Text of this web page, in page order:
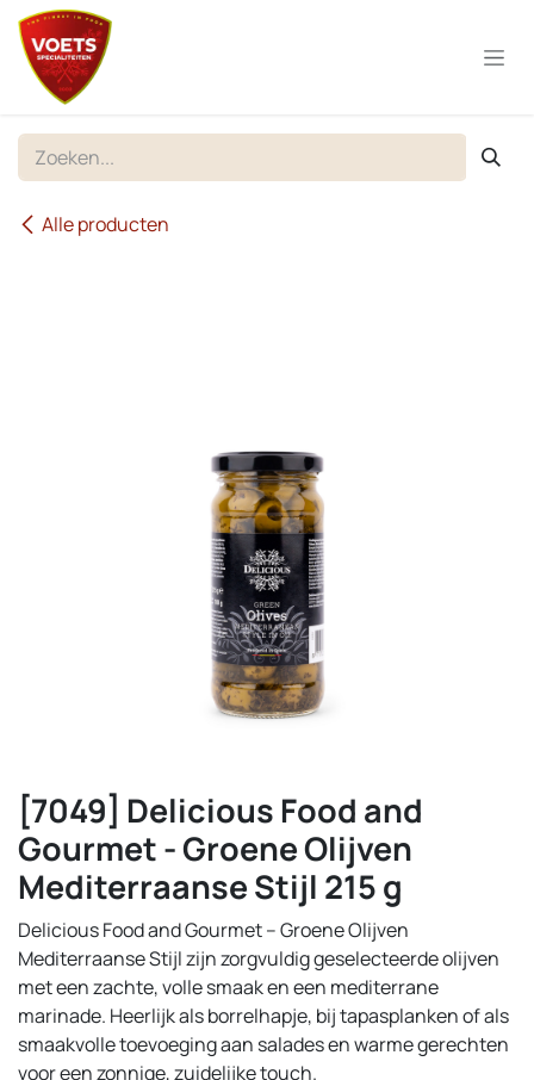
Overslaan naar inhoud
Alle producten
[7049] Delicious Food and
Gourmet - Groene Olijven
Mediterraanse Stijl 215 g
Delicious Food and Gourmet – Groene Olijven
Mediterraanse Stijl zijn zorgvuldig geselecteerde olijven
met een zachte, volle smaak en een mediterrane
marinade. Heerlijk als borrelhapje, bij tapasplanken of als
smaakvolle toevoeging aan salades en warme gerechten
voor een zonnige, zuidelijke touch.